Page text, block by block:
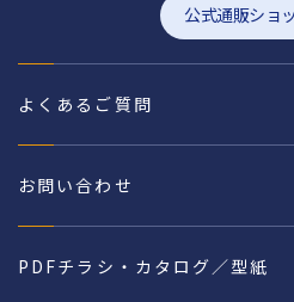
公式通販ショ
よくあるご質問
お問い合わせ
PDFチラシ・カタログ／型紙